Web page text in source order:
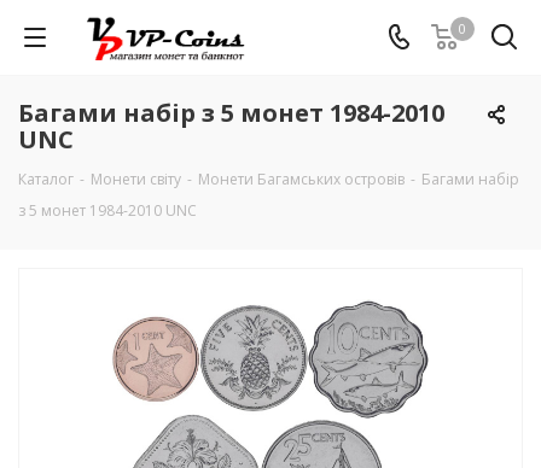
0
Багами набір з 5 монет 1984-2010
UNC
Каталог - Монети світу - Монети Багамських островів - Багами набір
з 5 монет 1984-2010 UNC